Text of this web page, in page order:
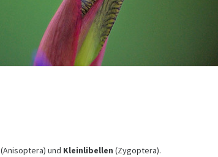
(Anisoptera) und Kleinlibellen (Zygoptera).